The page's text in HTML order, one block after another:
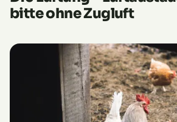
bitte ohne Zugluft